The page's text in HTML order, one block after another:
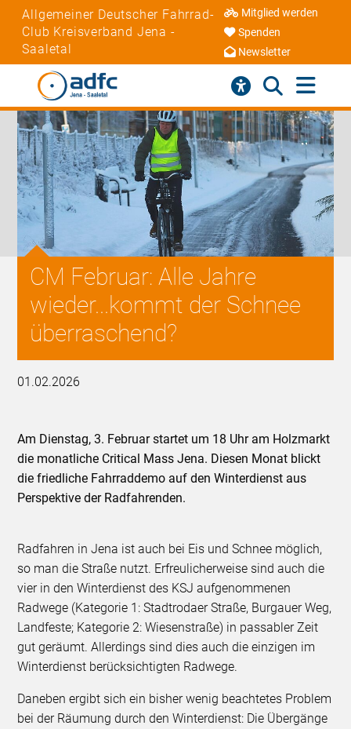
Allgemeiner Deutscher Fahrrad-
Club Kreisverband Jena -
Saaletal
Mitglied werden
Spenden
Newsletter
CM Februar: Alle Jahre
wieder...kommt der Schnee
überraschend?
01.02.2026
Am Dienstag, 3. Februar startet um 18 Uhr am Holzmarkt
die monatliche Critical Mass Jena. Diesen Monat blickt
die friedliche Fahrraddemo auf den Winterdienst aus
Perspektive der Radfahrenden.
Radfahren in Jena ist auch bei Eis und Schnee möglich,
so man die Straße nutzt. Erfreulicherweise sind auch die
vier in den Winterdienst des KSJ aufgenommenen
Radwege (Kategorie 1: Stadtrodaer Straße, Burgauer Weg,
Landfeste; Kategorie 2: Wiesenstraße) in passabler Zeit
gut geräumt. Allerdings sind dies auch die einzigen im
Winterdienst berücksichtigten Radwege.
Daneben ergibt sich ein bisher wenig beachtetes Problem
bei der Räumung durch den Winterdienst: Die Übergänge